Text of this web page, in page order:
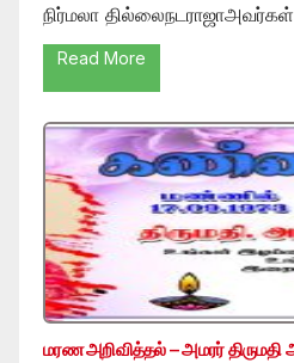
நிர்மலா
Read More
மரண அறிவித்தல் – அமரர் திருமதி